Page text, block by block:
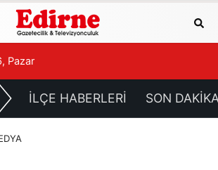
Pazar
İLÇE HABERLERİ SON